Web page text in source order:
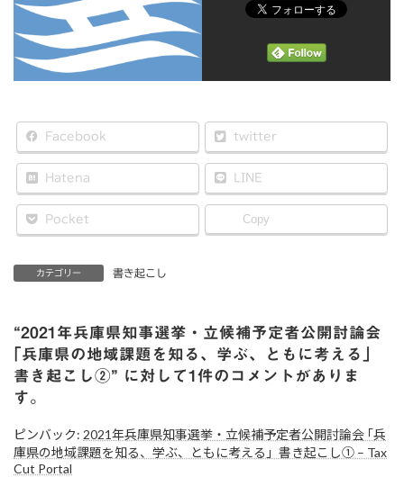
Facebook twitter
Hatena LINE
Pocket Copy
カテゴリー 書き起こし
“2021年兵庫県知事選挙・立候補予定者公開討論会
｢兵庫県の地域課題を知る、学ぶ、ともに考える」
書き起こし②” に対して1件のコメントがありま
す。
ピンバック: 2021年兵庫県知事選挙・立候補予定者公開討論会 ｢兵
庫県の地域課題を知る、学ぶ、ともに考える」書き起こし① – Tax
Cut Portal